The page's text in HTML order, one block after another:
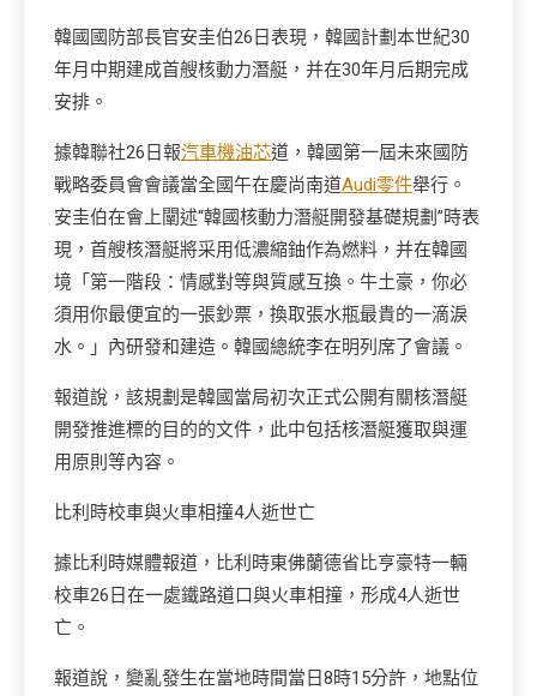
韓國國防部長官安圭伯26日表現，韓國計劃本世紀30
年月中期建成首艘核動力潛艇，并在30年月后期完成
安排。
據韓聯社26日報汽車機油芯道，韓國第一屆未來國防
戰略委員會會議當全國午在慶尚南道Audi零件舉行。
安圭伯在會上闡述“韓國核動力潛艇開發基礎規劃”時表
現，首艘核潛艇將采用低濃縮鈾作為燃料，并在韓國
境「第一階段：情感對等與質感互換。牛土豪，你必
須用你最便宜的一張鈔票，換取張水瓶最貴的一滴淚
水。」內研發和建造。韓國總統李在明列席了會議。
報道說，該規劃是韓國當局初次正式公開有關核潛艇
開發推進標的目的的文件，此中包括核潛艇獲取與運
用原則等內容。
比利時校車與火車相撞4人逝世亡
據比利時媒體報道，比利時東佛蘭德省比亨豪特一輛
校車26日在一處鐵路道口與火車相撞，形成4人逝世
亡。
報道說，變亂發生在當地時間當日8時15分許，地點位